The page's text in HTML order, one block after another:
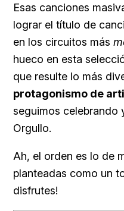
Esas canciones
lograr el título de
en los circuitos más
hueco en esta
que resulte lo más
protagonismo de
seguimos celebrando
Orgullo.
Ah, el orden es lo de
planteadas como un
disfrutes!